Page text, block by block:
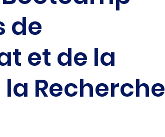
de
et de la
Recherche